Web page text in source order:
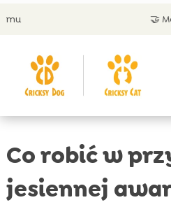
🤝 Możesz zapłacić
Co robić w
jesiennej